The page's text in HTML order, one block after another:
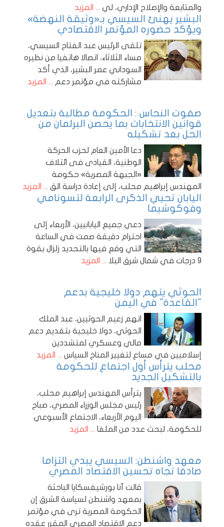
والمتابعة والإصلاح الإداري، لي ... المزيد
البشير يهنئ السيسي بـ«وثيقة النهضة»
ويؤكد حضوره المؤتمر الاقتصادي
تلقى الرئيس عبد الفتاح السيسي،
مساء الثلاثاء، اتصالا هاتفيا من نظيره
السوداني عمر البشير، الذي أكد
مشاركته في مؤتمر دعم ... المزيد
صفوت النحاس : الحكومة مطالبة بتعديل
قوانين الانتخابات بما يحصن البرلمان من
الحل بعد تشكيله
دعا الأمين العام لحزب الحركة
الوطنية، القيادى فى ائتلاف
«الجبهة المصرية» حكومة
المهندس إبراهيم محلب، إلى إعادة دراسة الق ... المزيد
اليابان تحيي الذكرى الرابعة لتسونامي
وفوكوشيما
دعي جميع اليابانيين، الأربعاء إلى
احترام دقيقة صمت في الساعة
التي وقع فيها بالتحديد زلزال بقوة
9 درجات في شمال شرق البلا
... المزيد
الحوثي يتهم دولا خليجية بدعم
"القاعدة" في اليمن
اتهم زعيم الحوثيين، عبد الملك
الحوثي، دولا خليجية بتقديم دعم
مالي وعسكري لمتشددين
إسلاميين في مساع لتغيير المناخ السياس ... المزيد
محلب يترأس أول اجتماع للحكومة
بالتشكيل الجديد
يترأس المهندس إبراهيم محلب،
رئيس مجلس الوزراء المصري، صباح
اليوم الأربعاء، الاجتماع الأسبوعي
للحكومة، لبحث عدد من الملفا ... المزيد
معهد واشنطن: السيسي يبدي التزاما
صادقا تجاه تحسين الاقتصاد المصري
قالت آنا بورشيفسكايا الباحثة
بمعهد واشنطن لسياسة الشرق إن
الحكومة المصرية ترى في مؤتمر
دعم الاقتصاد المصري المقرر عقده